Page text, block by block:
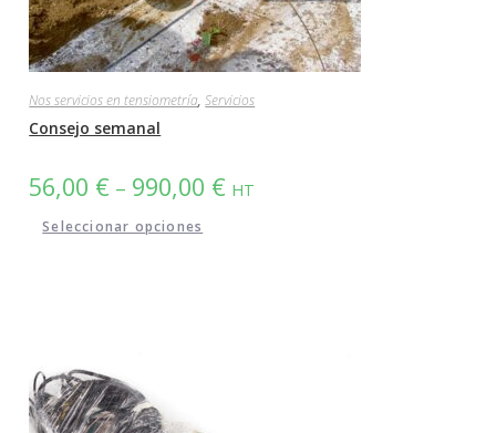
Nos servicios en tensiometría,Servicios
Consejo semanal
56,00 € – 990,00 € HT
Seleccionar opciones